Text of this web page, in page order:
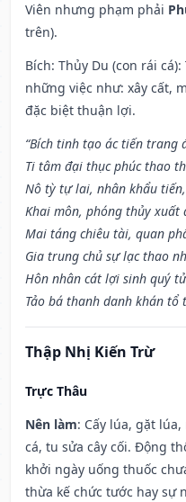
Viên nhưng phạm phải
trên).
Bích: Thủy Du (con rái
những việc như: xây cất,
đặc biệt thuận lợi.
“Bích tinh tạo ác tiến trang
Ti tâm đại thục phúc thao
Nô tỳ tự lai, nhân khẩu tiến,
Khai môn, phóng thủy xuất
Mai táng chiêu tài, quan
Gia trung chủ sự lạc thao
Hôn nhân cát lợi sinh quý
Tảo bá thanh danh khán tổ
Thập Nhị Kiến Trừ
Trực Thâu
Nên làm: Cấy lúa, gặt
cá, tu sửa cây cối. Động
khởi ngày uống thuốc
thừa kế chức tước hay sự